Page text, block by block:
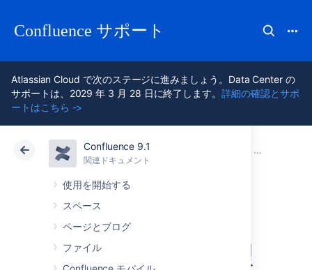
Confluence サポート
Atlassian Cloud で次のステージに進みましょう。Data Center の
サポートは、2029 年 3 月 28 日に終了します。詳細の確認とサポ
ートはこちら ->
Confluence 9.1
関連ドキュメント
使用を開始する
スペース
ページとブログ
ファイル
アトラシアン サポート 関連ドキュメントセキュアな
クラウド Data Center 9.1
websudo 許可リス
トでアクセス管理